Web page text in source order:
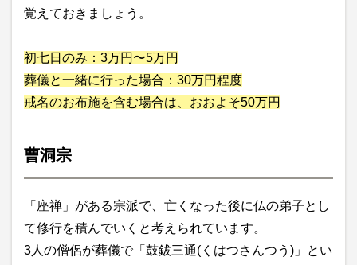
覚えておきましょう。
初七日のみ：3万円〜5万円
葬儀と一緒に行った場合：30万円程度
戒名のお布施を含む場合は、おおよそ50万円
曹洞宗
「座禅」がある宗派で、亡くなった後に仏の弟子とし
て修行を積んでいくと考えられています。
3人の僧侶が葬儀で「鼓鈸三通(くはつさんつう)」とい